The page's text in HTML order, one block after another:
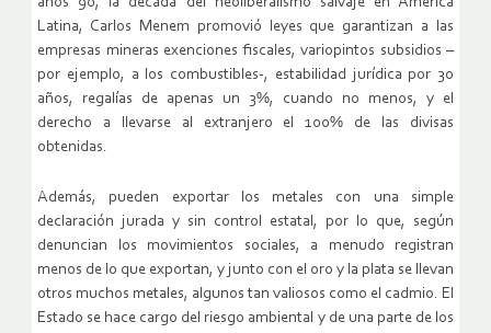
Latina, Carlos Menem promovió leyes que garantizan a las
empresas mineras exenciones fiscales, variopintos subsidios –
por ejemplo, a los combustibles-, estabilidad jurídica por 30
años, regalías de apenas un 3%, cuando no menos, y el
derecho a llevarse al extranjero el 100% de las divisas
obtenidas.
Además, pueden exportar los metales con una simple
declaración jurada y sin control estatal, por lo que, según
denuncian los movimientos sociales, a menudo registran
menos de lo que exportan, y junto con el oro y la plata se llevan
otros muchos metales, algunos tan valiosos como el cadmio. El
Estado se hace cargo del riesgo ambiental y de una parte de los